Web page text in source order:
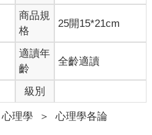
商品規
格
25開15*21cm
適讀年
齡
全齡適讀
級別
心理學 ＞ 心理學各論